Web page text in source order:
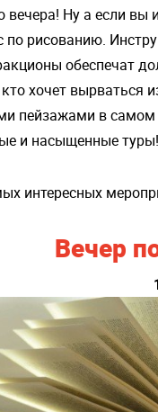
вечера! Ну а если вы
по рисованию.
обеспечат
кто хочет вырваться
пейзажами в самом
и насыщенные
интересных
Вечер